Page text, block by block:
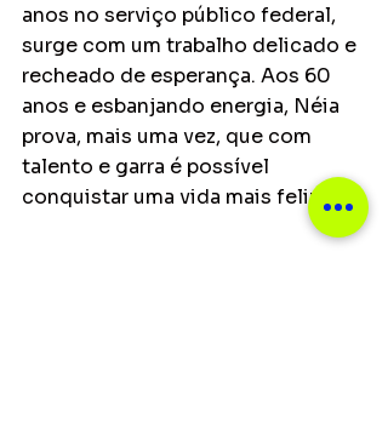
anos no serviço público federal,
surge com um trabalho delicado e
recheado de esperança. Aos 60
anos e esbanjando energia, Néia
prova, mais uma vez, que com
talento e garra é possível
conquistar uma vida mais feliz.